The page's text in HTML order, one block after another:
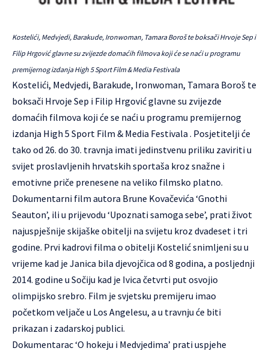
Kostelići, Medvjedi, Barakude, Ironwoman, Tamara Boroš te boksači Hrvoje Sep i
Filip Hrgović glavne su zvijezde domaćih filmova koji će se naći u programu
premijernog izdanja High 5 Sport Film & Media Festivala
Kostelići, Medvjedi, Barakude, Ironwoman, Tamara Boroš te
boksači Hrvoje Sep i Filip Hrgović glavne su zvijezde
domaćih filmova koji će se naći u programu premijernog
izdanja High 5 Sport Film & Media Festivala . Posjetitelji će
tako od 26. do 30. travnja imati jedinstvenu priliku zaviriti u
svijet proslavljenih hrvatskih sportaša kroz snažne i
emotivne priče prenesene na veliko filmsko platno.
Dokumentarni film autora Brune Kovačevića ‘Gnothi
Seauton’, ili u prijevodu ‘Upoznati samoga sebe’, prati život
najuspješnije skijaške obitelji na svijetu kroz dvadeset i tri
godine. Prvi kadrovi filma o obitelji Kostelić snimljeni su u
vrijeme kad je Janica bila djevojčica od 8 godina, a posljednji
2014. godine u Sočiju kad je Ivica četvrti put osvojio
olimpijsko srebro. Film je svjetsku premijeru imao
početkom veljače u Los Angelesu, a u travnju će biti
prikazan i zadarskoj publici.
Dokumentarac ‘O hokeju i Medvjedima’ prati uspjehe